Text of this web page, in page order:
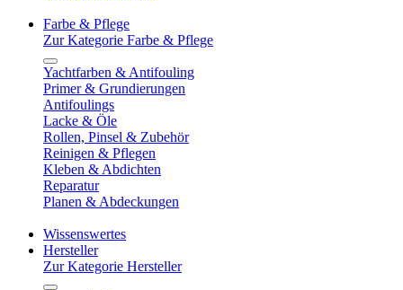
Farbe & Pflege
Zur Kategorie Farbe & Pflege
Yachtfarben & Antifouling
Primer & Grundierungen
Antifoulings
Lacke & Öle
Rollen, Pinsel & Zubehör
Reinigen & Pflegen
Kleben & Abdichten
Reparatur
Planen & Abdeckungen
Wissenswertes
Hersteller
Zur Kategorie Hersteller